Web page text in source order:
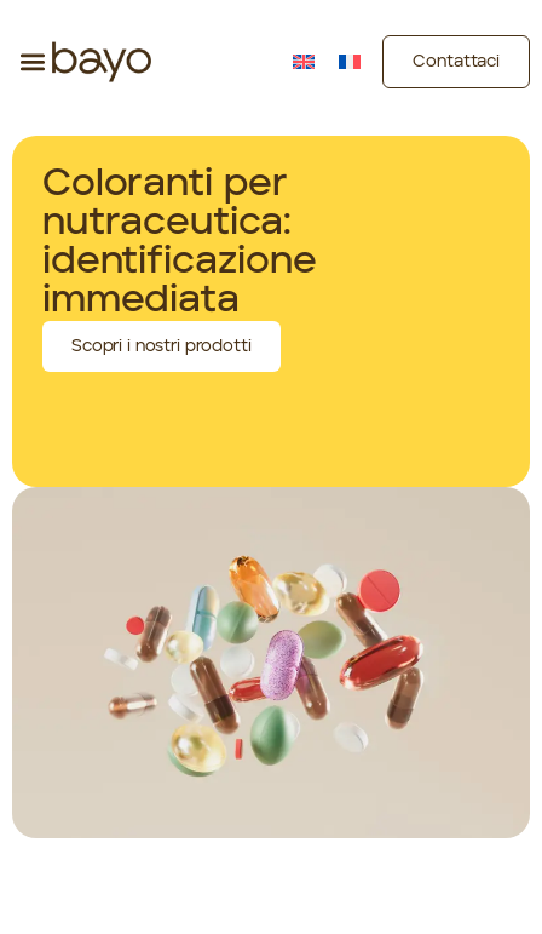
Contattaci
Coloranti per
nutraceutica:
identificazione
immediata
Scopri i nostri prodotti